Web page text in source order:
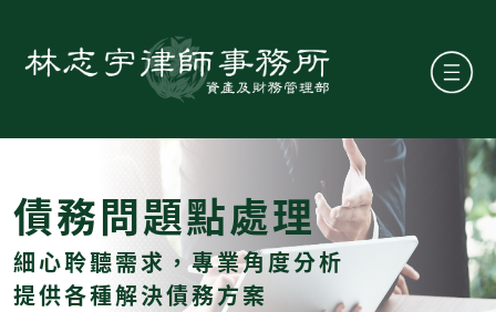
債務問題點處理
細心聆聽需求，專業角度分析
提供各種解決債務方案